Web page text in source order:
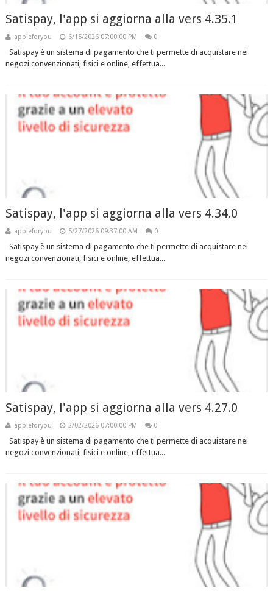
Satispay, l'app si aggiorna alla vers 4.35.1
appleforyou 6/15/2026 07:00:00 PM 0
Satispay è un sistema di pagamento che ti permette di acquistare nei
negozi convenzionati, fisici e online, effettua...
Satispay, l'app si aggiorna alla vers 4.34.0
appleforyou 5/27/2026 09:37:00 AM 0
Satispay è un sistema di pagamento che ti permette di acquistare nei
negozi convenzionati, fisici e online, effettua...
Satispay, l'app si aggiorna alla vers 4.27.0
appleforyou 2/02/2026 07:00:00 PM 0
Satispay è un sistema di pagamento che ti permette di acquistare nei
negozi convenzionati, fisici e online, effettua...